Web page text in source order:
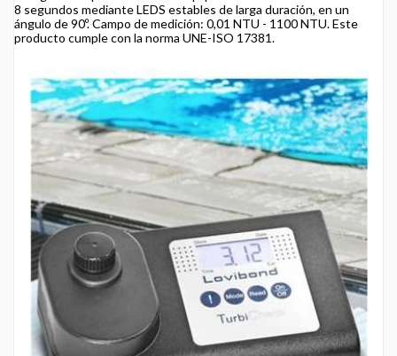
8 segundos mediante LEDS estables de larga duración, en un
ángulo de 90º. Campo de medición: 0,01 NTU - 1100 NTU. Este
producto cumple con la norma UNE-ISO 17381.